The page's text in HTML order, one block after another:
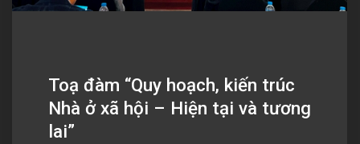
Toạ đàm “Quy hoạch, kiến trúc
Nhà ở xã hội – Hiện tại và tương
lai”